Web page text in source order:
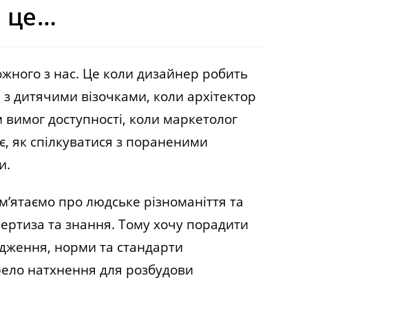
це…
з нас. Це коли дизайнер робить
дитячими візочками, коли архітектор
доступності, коли маркетолог
як спілкуватися з пораненими
про людське різноманіття та
та знання. Тому хочу порадити
норми та стандарти
натхнення для розбудови